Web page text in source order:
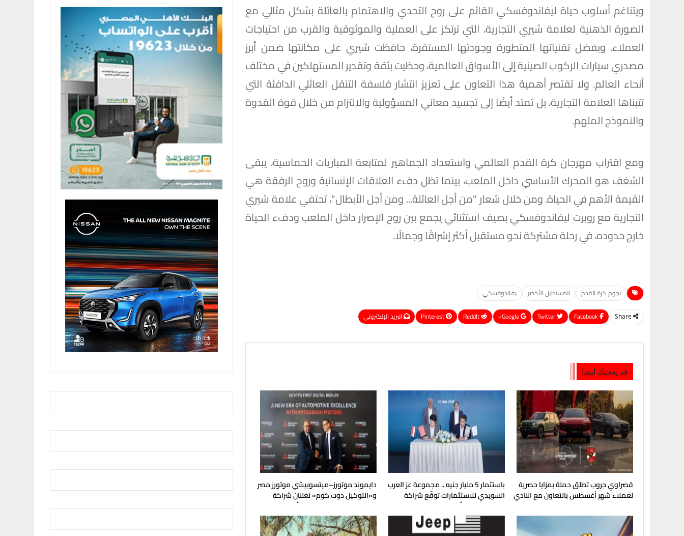
ويتناغم أسلوب حياة ليفاندوفسكي القائم على روح التحدي والاهتمام بالعائلة بشكل مثالي مع
الصورة الذهنية لعلامة شيري التجارية، التي ترتكز على العملية والموثوقية والقرب من احتياجات
العملاء. وبفضل تقنياتها المتطورة وجودتها المستقرة، حافظت شيري على مكانتها ضمن أبرز
مصدري سيارات الركوب الصينية إلى الأسواق العالمية، وحظيت بثقة وتقدير المستهلكين في مختلف
أنحاء العالم. ولا تقتصر أهمية هذا التعاون على تعزيز انتشار فلسفة التنقل العائلي الدافئة التي
تتبناها العلامة التجارية، بل تمتد أيضًا إلى تجسيد معاني المسؤولية والالتزام من خلال قوة القدوة
والنموذج الملهم.
ومع اقتراب مهرجان كرة القدم العالمي واستعداد الجماهير لمتابعة المباريات الحماسية، يبقى
الشغف هو المحرك الأساسي داخل الملعب، بينما تظل دفء العلاقات الإنسانية وروح الرفقة هي
القيمة الأهم في الحياة. ومن خلال شعار "من أجل العائلة... ومن أجل الأبطال"، تحتفي علامة شيري
التجارية مع روبرت ليفاندوفسكي بصيف استثنائي يجمع بين روح الإصرار داخل الملعب ودفء الحياة
خارج حدوده، في رحلة مشتركة نحو مستقبل أكثر إشراقًا وجمالًا.
نجوم كرة القدم المستطيل الأخضر يفاندوفسكي
Share
Google+
ReddIt
Pinterest البريد الإلكتروني
قد يعجبك ايضا
قصراوي جروب تطلق حملة بمزايا حصرية
لعملاء شهر أغسطس بالتعاون مع النادي
الأهلي وتوتال إنرجيز للتسويق إيجيبت
باستثمار 5 مليار جنيه .. مجموعة عز العرب
السويدي للاستثمارات توقّع شراكة
استراتيجية مع أومودا وجايكو
دايموند موتورز–ميتسوبيشي موتورز مصر
و«التوكيل دوت كوم» تعلنان شراكة
لشراء سيارات ميتسوبيشي أونلاين